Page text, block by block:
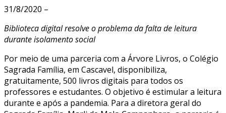
31/8/2020 –
Biblioteca digital resolve o problema da falta de leitura
durante isolamento social
Por meio de uma parceria com a Árvore Livros, o Colégio
Sagrada Família, em Cascavel, disponibiliza,
gratuitamente, 500 livros digitais para todos os
professores e estudantes. O objetivo é estimular a leitura
durante e após a pandemia. Para a diretora geral do